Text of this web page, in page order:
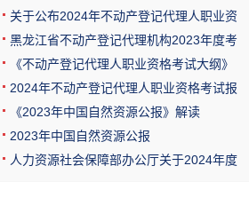
关于公布2024年不动产登记代理人职业资
黑龙江省不动产登记代理机构2023年度考
《不动产登记代理人职业资格考试大纲》
2024年不动产登记代理人职业资格考试报
《2023年中国自然资源公报》解读
2023年中国自然资源公报
人力资源社会保障部办公厅关于2024年度